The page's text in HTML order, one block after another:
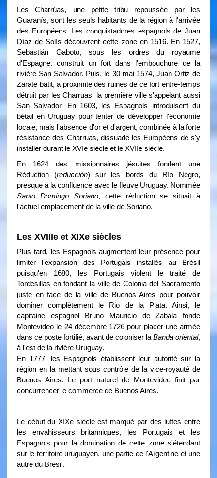
Les Charrúas, une petite tribu repoussée par les
Guaranís, sont les seuls habitants de la région à l'arrivée
des Européens. Les conquistadores espagnols de Juan
Díaz de Solís découvrent cette zone en 1516. En 1527,
Sebastián Gaboto, sous les ordres du royaume
d'Espagne, construit un fort dans l'embouchure de la
rivière San Salvador. Puis, le 30 mai 1574, Juan Ortiz de
Zárate bâtit, à proximité des ruines de ce fort entre-temps
détruit par les Charruas, la première ville s'appelant aussi
San Salvador. En 1603, les Espagnols introduisent du
bétail en Uruguay pour tenter de développer l'économie
locale, mais l'absence d'or et d'argent, combinée à la forte
résistance des Charruas, dissuade les Européens de s'y
installer durant le XVIe siècle et le XVIIe siècle.
En 1624 des missionnaires jésuites fondent une
Réduction (reducción) sur les bords du Río Negro,
presque à la confluence avec le fleuve Uruguay. Nommée
Santo Domingo Soriano, cette réduction se situait à
l'actuel emplacement de la ville de Soriano.
Les XVIIIe et XIXe siècles
Plus tard, les Espagnols augmentent leur présence pour
limiter l'expansion des Portugais installés au Brésil
puisqu'en 1680, les Portugais violent le traité de
Tordesillas en fondant la ville de Colonia del Sacramento
juste en face de la ville de Buenos Aires pour pouvoir
dominer complètement le Rio de la Plata. Ainsi, le
capitaine espagnol Bruno Mauricio de Zabala fonde
Montevideo le 24 décembre 1726 pour placer une armée
dans ce poste fortifié, avant de coloniser la Banda oriental,
à l'est de la rivière Uruguay.
En 1777, les Espagnols établissent leur autorité sur la
région en la mettant sous contrôle de la vice-royauté de
Buenos Aires. Le port naturel de Montevideo finit par
concurrencer le commerce de Buenos Aires.
Le début du XIXe siècle est marqué par des luttes entre
les envahisseurs britanniques, les Portugais et les
Espagnols pour la domination de cette zone s'étendant
sur le territoire uruguayen, une partie de l'Argentine et une
autre du Brésil.